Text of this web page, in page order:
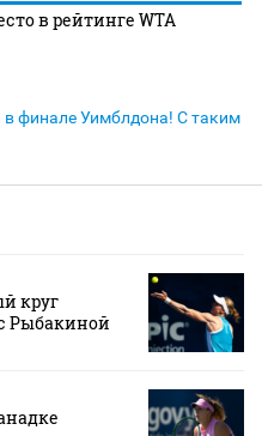
в рейтинге WTA
в финале Уимблдона! С таким
круг
Рыбакиной